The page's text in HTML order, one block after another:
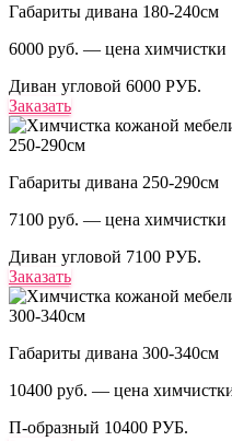
Габариты дивана 180-240см
6000 руб. — цена химчистки
Диван угловой 6000 РУБ.
Заказать
250-290см
Габариты дивана 250-290см
7100 руб. — цена химчистки
Диван угловой 7100 РУБ.
Заказать
300-340см
Габариты дивана 300-340см
10400 руб. — цена
П-образный 10400 РУБ.